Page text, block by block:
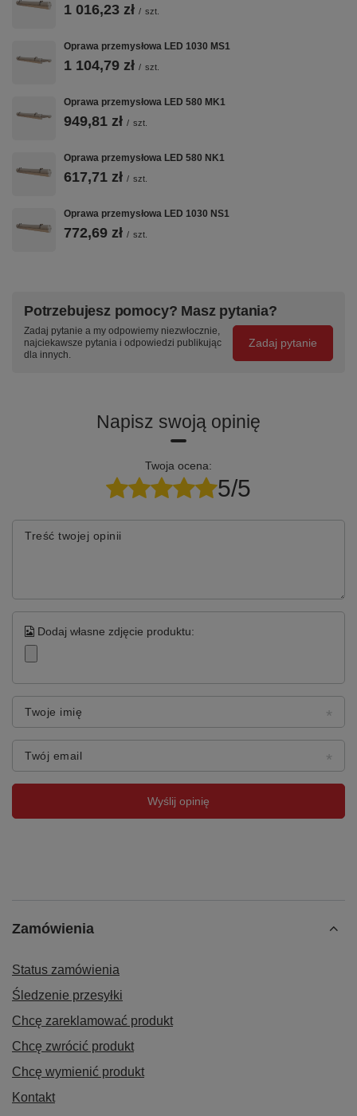
H- wysokość oprawy z dodatkowym zawieszeniem 68 mm
L- długość oprawy 1036 mm
1 016,23 zł / szt.
Oprawa przemysłowa LED 1030 MS1
1 104,79 zł / szt.
Oprawa przemysłowa LED 580 MK1
949,81 zł / szt.
Oprawa przemysłowa LED 580 NK1
617,71 zł / szt.
Oprawa przemysłowa LED 1030 NS1
772,69 zł / szt.
Potrzebujesz pomocy? Masz pytania?
Zadaj pytanie a my odpowiemy niezwłocznie,
najciekawsze pytania i odpowiedzi publikując
dla innych.
Zadaj pytanie
Napisz swoją opinię
Twoja ocena:
5/5
Treść twojej opinii
Dodaj własne zdjęcie produktu:
Twoje imię
Twój email
Wyślij opinię
Zamówienia
Status zamówienia
Śledzenie przesyłki
Chcę zareklamować produkt
Chcę zwrócić produkt
Chcę wymienić produkt
Kontakt